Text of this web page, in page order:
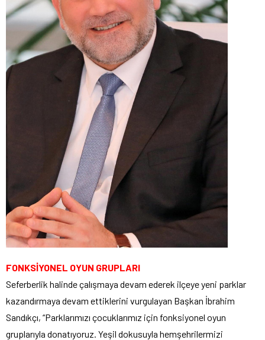
FONKSİYONEL OYUN GRUPLARI
Seferberlik halinde çalışmaya devam ederek ilçeye yeni parklar
kazandırmaya devam ettiklerini vurgulayan Başkan İbrahim
Sandıkçı, “Parklarımızı çocuklarımız için fonksiyonel oyun
gruplarıyla donatıyoruz. Yeşil dokusuyla hemşehrilermizi